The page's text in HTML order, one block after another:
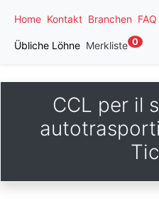
Home Kontakt Branchen FAQ
Übliche Löhne Merkliste 0
CCL per il